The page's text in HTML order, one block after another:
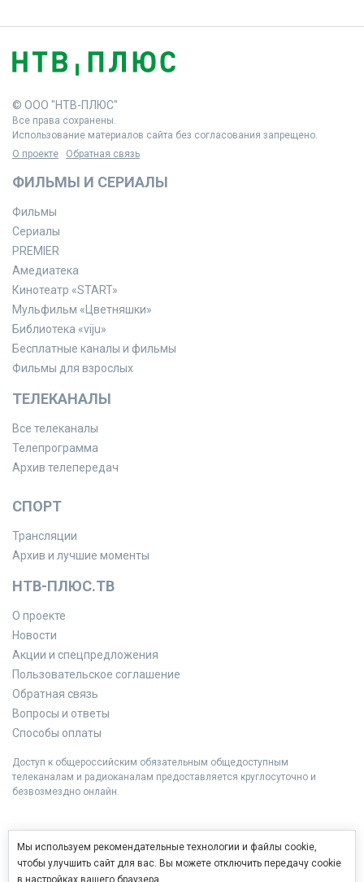
© ООО "НТВ-ПЛЮС"
Все права сохранены.
Использование материалов сайта без согласования запрещено.
О проекте
Обратная связь
ФИЛЬМЫ И СЕРИАЛЫ
Фильмы
Сериалы
PREMIER
Амедиатека
Кинотеатр «START»
Мульфильм «Цветняшки»
Библиотека «viju»
Бесплатные каналы и фильмы
Фильмы для взрослых
ТЕЛЕКАНАЛЫ
Все телеканалы
Телепрограмма
Архив телепередач
СПОРТ
Трансляции
Архив и лучшие моменты
НТВ-ПЛЮС.ТВ
О проекте
Новости
Акции и спецпредложения
Пользовательское соглашение
Обратная связь
Вопросы и ответы
Способы оплаты
Доступ к общероссийским обязательным общедоступным
телеканалам и радиоканалам предоставляется круглосуточно и
безвозмездно онлайн.
Мы используем рекомендательные технологии и файлы cookie,
чтобы улучшить сайт для вас. Вы можете отключить передачу cookie
в настройках вашего браузера